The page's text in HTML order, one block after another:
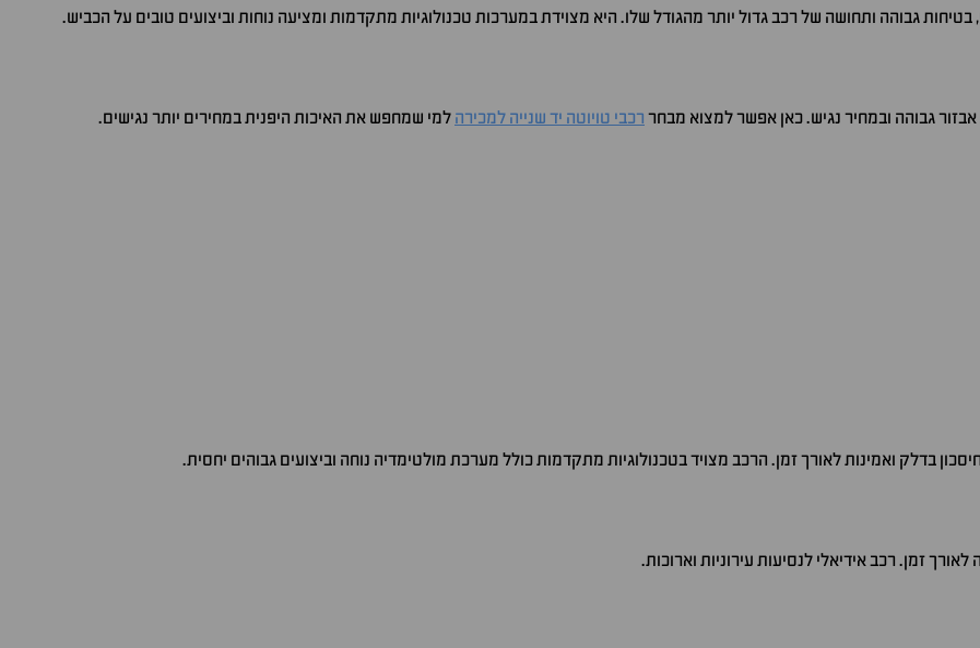
גבוהה ותחושה של רכב גדול יותר מהגודל שלו. היא מצוידת במערכות טכנולוגיות מתקדמות ומציעה נוחות וביצועים טובים על הכביש.
גבוהה ובמחיר נגיש. כאן אפשר למצוא מבחר רכבי טויוטה יד שנייה למכירה למי שמחפש את האיכות היפנית במחירים יותר נגישים.
בדלק ואמינות לאורך זמן. הרכב מצויד בטכנולוגיות מתקדמות כולל מערכת מולטימדיה נוחה וביצועים גבוהים יחסית.
זמן. רכב אידיאלי לנסיעות עירוניות וארוכות.